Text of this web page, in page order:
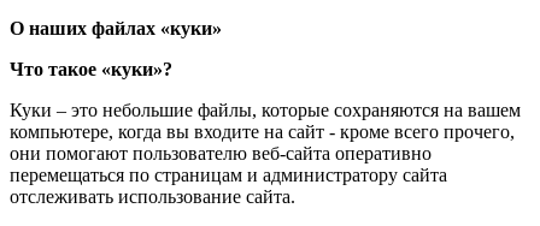
О наших файлах «куки»
Что такое «куки»?
Куки – это небольшие файлы, которые сохраняются на вашем
компьютере, когда вы входите на сайт - кроме всего прочего,
они помогают пользователю веб-сайта оперативно
перемещаться по страницам и администратору сайта
отслеживать использование сайта.